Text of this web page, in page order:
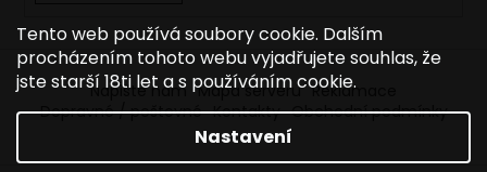
Tento web používá soubory cookie. Dalším
procházením tohoto webu vyjadřujete souhlas, že
jste starší 18ti let a s používáním cookie.
Nastavení
D
o
p
o Napište nám Mapa serveru Reklamace
Dopravné / poštovné Kontakty Obchodní podmínky